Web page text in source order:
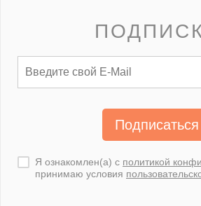
Подписаться
Я ознакомлен(а) с политикой
принимаю условия